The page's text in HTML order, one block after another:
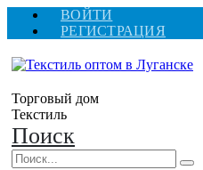
ВОЙТИ
РЕГИСТРАЦИЯ
Торговый дом
Текстиль
Поиск